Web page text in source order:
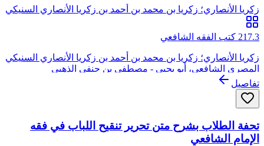
زكريا الأنصاري؛ زكريا بن محمد بن أحمد بن زكريا الأنصاري السنيكي
المصري الشافعي، أبو يحيى
217.3 كتب الفقه الشافعي
زكريا الأنصاري؛ زكريا بن محمد بن أحمد بن زكريا الأنصاري السنيكي
المصري الشافعي، أبو يحيى - مصطفى بن حنفي الذهبي
تفاصيل
تحفة الطلاب بشرح متن تحرير تنقيح اللباب في فقه
الإمام الشافعي